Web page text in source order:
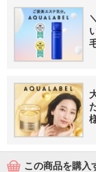
この商品を購入